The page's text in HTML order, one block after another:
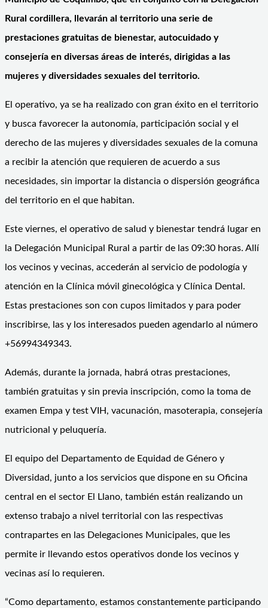
Rural cordillera, llevarán al territorio una serie de
prestaciones gratuitas de bienestar, autocuidado y
consejería en diversas áreas de interés, dirigidas a las
mujeres y diversidades sexuales del territorio.
El operativo, ya se ha realizado con gran éxito en el territorio
y busca favorecer la autonomía, participación social y el
derecho de las mujeres y diversidades sexuales de la comuna
a recibir la atención que requieren de acuerdo a sus
necesidades, sin importar la distancia o dispersión geográfica
del territorio en el que habitan.
Este viernes, el operativo de salud y bienestar tendrá lugar en
la Delegación Municipal Rural a partir de las 09:30 horas. Allí
los vecinos y vecinas, accederán al servicio de podología y
atención en la Clínica móvil ginecológica y Clínica Dental.
Estas prestaciones son con cupos limitados y para poder
inscribirse, las y los interesados pueden agendarlo al número
+56994349343.
Además, durante la jornada, habrá otras prestaciones,
también gratuitas y sin previa inscripción, como la toma de
examen Empa y test VIH, vacunación, masoterapia, consejería
nutricional y peluquería.
El equipo del Departamento de Equidad de Género y
Diversidad, junto a los servicios que dispone en su Oficina
central en el sector El Llano, también están realizando un
extenso trabajo a nivel territorial con las respectivas
contrapartes en las Delegaciones Municipales, que les
permite ir llevando estos operativos donde los vecinos y
vecinas así lo requieren.
“Como departamento, estamos constantemente participando